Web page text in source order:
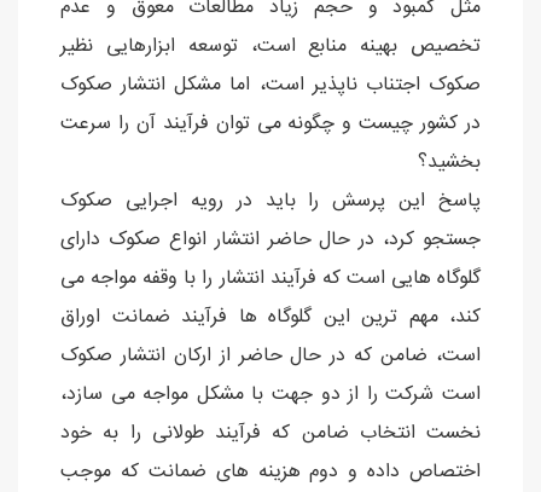
مثل کمبود و حجم زیاد مطالعات معوق و عدم
تخصیص بهینه منابع است، توسعه ابزارهایی نظیر
صکوک اجتناب ناپذیر است، اما مشکل انتشار صکوک
در کشور چیست و چگونه می توان فرآیند آن را سرعت
بخشید؟
پاسخ این پرسش را باید در رویه اجرایی صکوک
جستجو کرد، در حال حاضر انتشار انواع صکوک دارای
گلوگاه هایی است که فرآیند انتشار را با وقفه مواجه می
کند، مهم ترین این گلوگاه ها فرآیند ضمانت اوراق
است، ضامن که در حال حاضر از ارکان انتشار صکوک
است شرکت را از دو جهت با مشکل مواجه می سازد،
نخست انتخاب ضامن که فرآیند طولانی را به خود
اختصاص داده و دوم هزینه های ضمانت که موجب